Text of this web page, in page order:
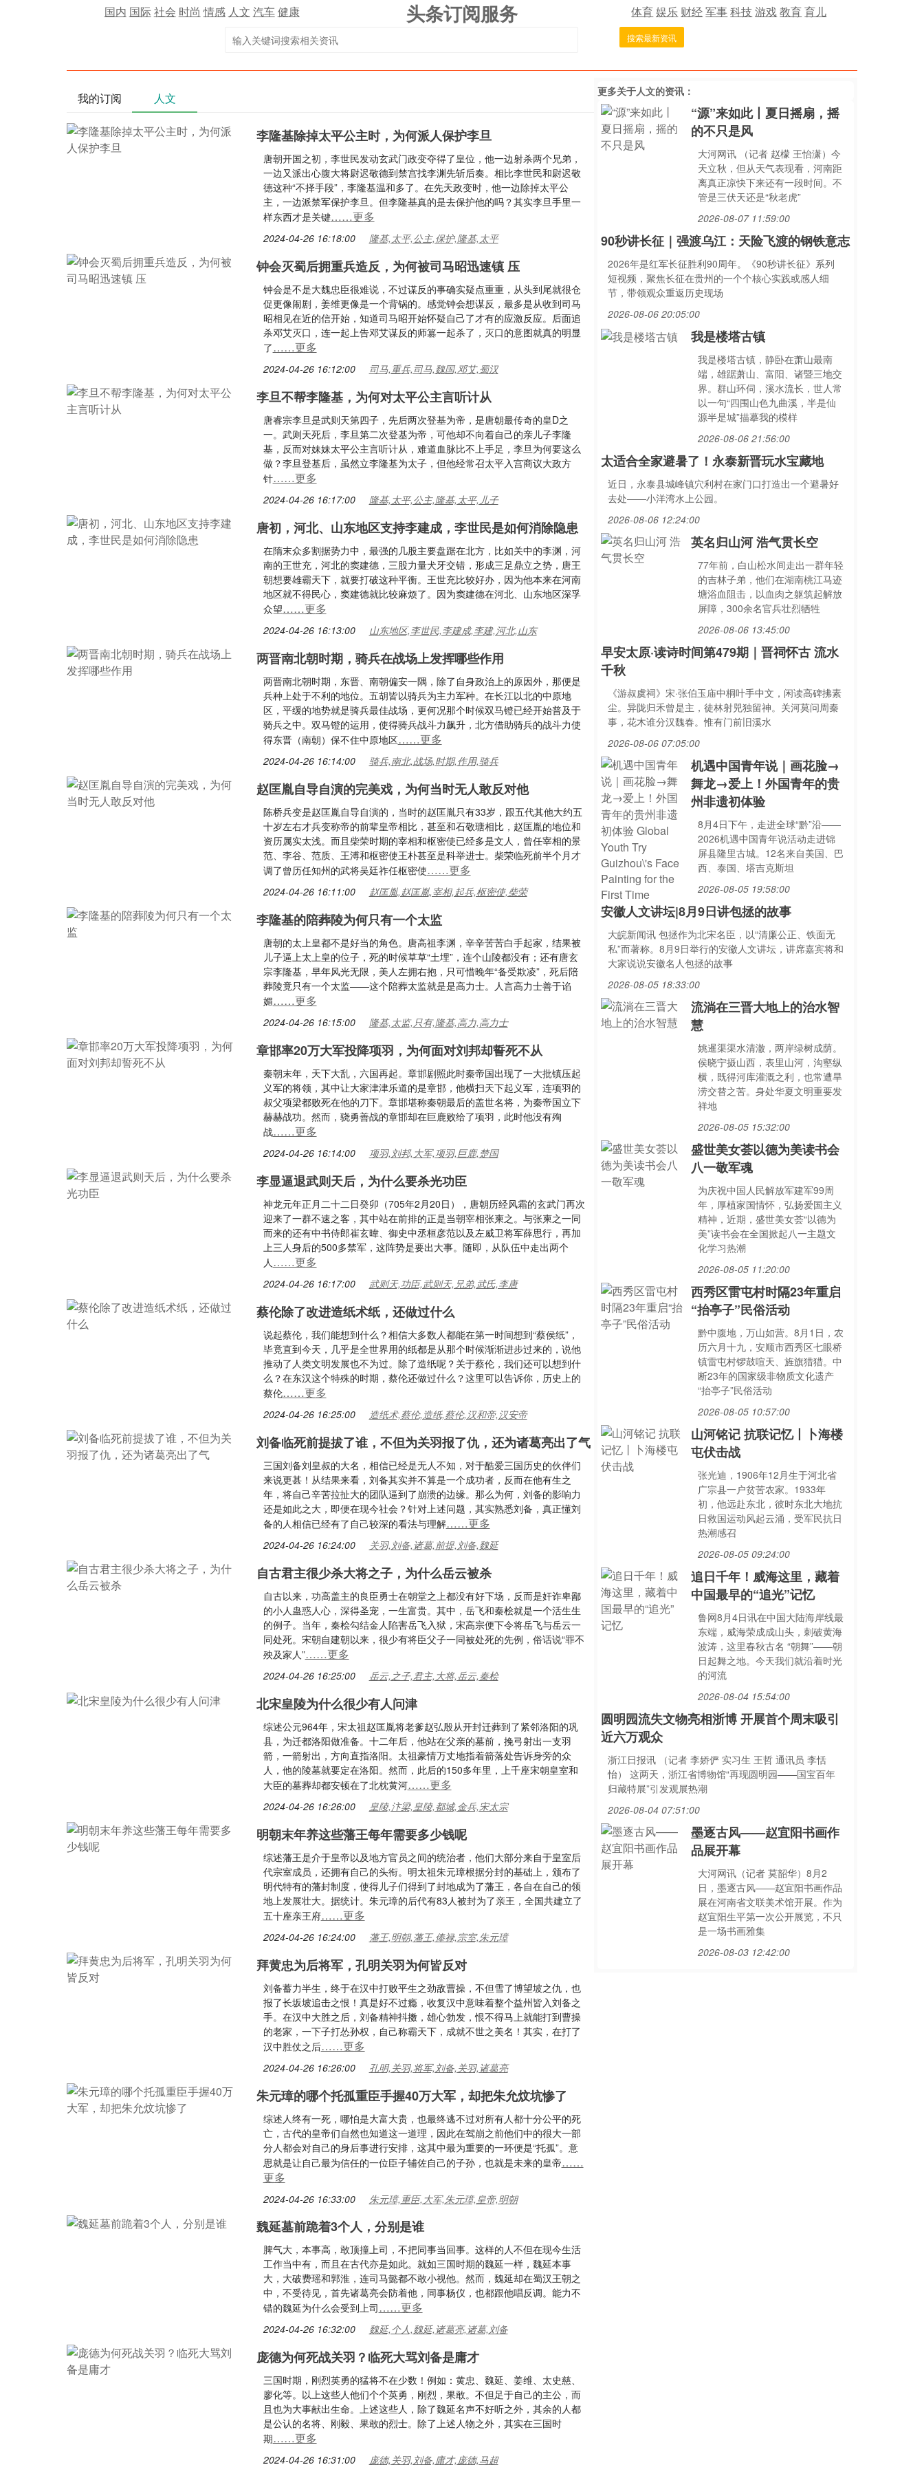
国内 国际社会 时尚 情感 人文 汽车健康 头条订阅服务 体育娱乐 财经军事科技游戏教育育儿
搜索最新资讯
我的订阅 人文
李隆基除掉太平公主时，为何派人保护李旦
唐朝开国之初，李世民发动玄武门政变夺得了皇位，他一边射杀两个兄弟，
一边又派出心腹大将尉迟敬德到禁宫找李渊先斩后奏。相比李世民和尉迟敬
德这种“不择手段”，李隆基温和多了。在先天政变时，他一边除掉太平公
主，一边派禁军保护李旦。但李隆基真的是去保护他的吗？其实李旦手里一
样东西才是关键……更多
2024-04-26 16:18:00 隆基,太平,公主,保护,隆基,太平
钟会灭蜀后拥重兵造反，为何被司马昭迅速镇 压
钟会是不是大魏忠臣很难说，不过谋反的事确实疑点重重，从头到尾就很仓
促更像闹剧，姜维更像是一个背锅的。感觉钟会想谋反，最多是从收到司马
昭相见在近的信开始，知道司马昭开始怀疑自己了才有的应激反应。后面追
杀邓艾灭口，连一起上告邓艾谋反的师篡一起杀了，灭口的意图就真的明显
了……更多
2024-04-26 16:12:00 司马,重兵,司马,魏国,邓艾,蜀汉
李旦不帮李隆基，为何对太平公主言听计从
唐睿宗李旦是武则天第四子，先后两次登基为帝，是唐朝最传奇的皇D之
一。武则天死后，李旦第二次登基为帝，可他却不向着自己的亲儿子李隆
基，反而对妹妹太平公主言听计从，难道血脉比不上手足，李旦为何要这么
做？李旦登基后，虽然立李隆基为太子，但他经常召太平入宫商议大政方
针……更多
2024-04-26 16:17:00 隆基,太平,公主,隆基,太平,儿子
唐初，河北、山东地区支持李建成，李世民是如何消除隐患
在隋末众多割据势力中，最强的几股主要盘踞在北方，比如关中的李渊，河
南的王世充，河北的窦建德，三股力量犬牙交错，形成三足鼎立之势，唐王
朝想要雄霸天下，就要打破这种平衡。王世充比较好办，因为他本来在河南
地区就不得民心，窦建德就比较麻烦了。因为窦建德在河北、山东地区深孚
众望……更多
2024-04-26 16:13:00 山东地区,李世民,李建成,李建,河北,山东
两晋南北朝时期，骑兵在战场上发挥哪些作用
两晋南北朝时期，东晋、南朝偏安一隅，除了自身政治上的原因外，那便是
兵种上处于不利的地位。五胡皆以骑兵为主力军种。在长江以北的中原地
区，平缓的地势就是骑兵最佳战场，更何况那个时候双马镫已经开始普及于
骑兵之中。双马镫的运用，使得骑兵战斗力飙升，北方借助骑兵的战斗力使
得东晋（南朝）保不住中原地区……更多
2024-04-26 16:14:00 骑兵,南北,战场,时期,作用,骑兵
赵匡胤自导自演的完美戏，为何当时无人敢反对他
陈桥兵变是赵匡胤自导自演的，当时的赵匡胤只有33岁，跟五代其他大约五
十岁左右才兵变称帝的前辈皇帝相比，甚至和石敬瑭相比，赵匡胤的地位和
资历属实太浅。而且柴荣时期的宰相和枢密使已经多是文人，曾任宰相的景
范、李谷、范质、王溥和枢密使王朴甚至是科举进士。柴荣临死前半个月才
调了曾历任知州的武将吴廷祚任枢密使……更多
2024-04-26 16:11:00 赵匡胤,赵匡胤,宰相,起兵,枢密使,柴荣
李隆基的陪葬陵为何只有一个太监
唐朝的太上皇都不是好当的角色。唐高祖李渊，辛辛苦苦白手起家，结果被
儿子逼上太上皇的位子，死的时候草草“土埋”，连个山陵都没有；还有唐玄
宗李隆基，早年风光无限，美人左拥右抱，只可惜晚年“备受欺凌”，死后陪
葬陵竟只有一个太监——这个陪葬太监就是是高力士。人言高力士善于谄
媚……更多
2024-04-26 16:15:00 隆基,太监,只有,隆基,高力,高力士
章邯率20万大军投降项羽，为何面对刘邦却誓死不从
秦朝末年，天下大乱，六国再起。章邯剧照此时秦帝国出现了一大批镇压起
义军的将领，其中让大家津津乐道的是章邯，他横扫天下起义军，连项羽的
叔父项梁都败死在他的刀下。章邯堪称秦朝最后的盖世名将，为秦帝国立下
赫赫战功。然而，骁勇善战的章邯却在巨鹿败给了项羽，此时他没有殉
战……更多
2024-04-26 16:14:00 项羽,刘邦,大军,项羽,巨鹿,楚国
李显逼退武则天后，为什么要杀光功臣
神龙元年正月二十二日癸卯（705年2月20日），唐朝历经风霜的玄武门再次
迎来了一群不速之客，其中站在前排的正是当朝宰相张柬之。与张柬之一同
而来的还有中书侍郎崔玄暐、御史中丞桓彦范以及左威卫将军薛思行，再加
上三人身后的500多禁军，这阵势是要出大事。随即，从队伍中走出两个
人……更多
2024-04-26 16:17:00 武则天,功臣,武则天,兄弟,武氏,李唐
蔡伦除了改进造纸术纸，还做过什么
说起蔡伦，我们能想到什么？相信大多数人都能在第一时间想到“蔡侯纸”，
毕竟直到今天，几乎是全世界用的纸都是从那个时候渐渐进步过来的，说他
推动了人类文明发展也不为过。除了造纸呢？关于蔡伦，我们还可以想到什
么？在东汉这个特殊的时期，蔡伦还做过什么？这里可以告诉你，历史上的
蔡伦……更多
2024-04-26 16:25:00 造纸术,蔡伦,造纸,蔡伦,汉和帝,汉安帝
刘备临死前提拔了谁，不但为关羽报了仇，还为诸葛亮出了气
三国刘备刘皇叔的大名，相信已经是无人不知，对于酷爱三国历史的伙伴们
来说更甚！从结果来看，刘备其实并不算是一个成功者，反而在他有生之
年，将自己辛苦拉扯大的团队逼到了崩溃的边缘。那么为何，刘备的影响力
还是如此之大，即便在现今社会？针对上述问题，其实熟悉刘备，真正懂刘
备的人相信已经有了自己较深的看法与理解……更多
2024-04-26 16:24:00 关羽,刘备,诸葛,前提,刘备,魏延
自古君主很少杀大将之子，为什么岳云被杀
自古以来，功高盖主的良臣勇士在朝堂之上都没有好下场，反而是奸诈卑鄙
的小人蛊惑人心，深得圣宠，一生富贵。其中，岳飞和秦桧就是一个活生生
的例子。当年，秦桧勾结金人陷害岳飞入狱，宋高宗便下令将岳飞与岳云一
同处死。宋朝自建朝以来，很少有将臣父子一同被处死的先例，俗话说“罪不
殃及家人”……更多
2024-04-26 16:25:00 岳云,之子,君主,大将,岳云,秦桧
北宋皇陵为什么很少有人问津
综述公元964年，宋太祖赵匡胤将老爹赵弘殷从开封迁葬到了紧邻洛阳的巩
县，为迁都洛阳做准备。十二年后，他站在父亲的墓前，挽弓射出一支羽
箭，一箭射出，方向直指洛阳。太祖豪情万丈地指着箭落处告诉身旁的众
人，他的陵墓就要定在洛阳。然而，此后的150多年里，上千座宋朝皇室和
大臣的墓葬却都安顿在了北枕黄河……更多
2024-04-26 16:26:00 皇陵,汴梁,皇陵,都城,金兵,宋太宗
明朝末年养这些藩王每年需要多少钱呢
综述藩王是介于皇帝以及地方官员之间的统治者，他们大部分来自于皇室后
代宗室成员，还拥有自己的头衔。明太祖朱元璋根据分封的基础上，颁布了
明代特有的藩封制度，使得儿子们得到了封地成为了藩王，各自在自己的领
地上发展壮大。据统计。朱元璋的后代有83人被封为了亲王，全国共建立了
五十座亲王府……更多
2024-04-26 16:24:00 藩王,明朝,藩王,俸禄,宗室,朱元璋
拜黄忠为后将军，孔明关羽为何皆反对
刘备蓄力半生，终于在汉中打败平生之劲敌曹操，不但雪了博望坡之仇，也
报了长坂坡追击之恨！真是好不过瘾，收复汉中意味着整个益州皆入刘备之
手。在汉中大胜之后，刘备精神抖擞，雄心勃发，恨不得马上就能打到曹操
的老家，一下子打怂孙权，自己称霸天下，成就不世之美名！其实，在打了
汉中胜仗之后……更多
2024-04-26 16:26:00 孔明,关羽,将军,刘备,关羽,诸葛亮
朱元璋的哪个托孤重臣手握40万大军，却把朱允炆坑惨了
综述人终有一死，哪怕是大富大贵，也最终逃不过对所有人都十分公平的死
亡，古代的皇帝们自然也知道这一道理，因此在驾崩之前他们中的很大一部
分人都会对自己的身后事进行安排，这其中最为重要的一环便是“托孤”。意
思就是让自己最为信任的一位臣子辅佐自己的子孙，也就是未来的皇帝……
更多
2024-04-26 16:33:00 朱元璋,重臣,大军,朱元璋,皇帝,明朝
魏延墓前跪着3个人，分别是谁
脾气大，本事高，敢顶撞上司，不把同事当回事。这样的人不但在现今生活
工作当中有，而且在古代亦是如此。就如三国时期的魏延一样，魏延本事
大，大破费瑶和郭淮，连司马懿都不敢小视他。然而，魏延却在蜀汉王朝之
中，不受待见，首先诸葛亮会防着他，同事杨仪，也都跟他唱反调。能力不
错的魏延为什么会受到上司……更多
2024-04-26 16:32:00 魏延,个人,魏延,诸葛亮,诸葛,刘备
庞德为何死战关羽？临死大骂刘备是庸才
三国时期，刚烈英勇的猛将不在少数！例如：黄忠、魏延、姜维、太史慈、
廖化等。以上这些人他们个个英勇，刚烈，果敢。不但足于自己的主公，而
且也为大事献出生命。上述这些人，除了魏延名声不好听之外，其余的人都
是公认的名将、刚毅、果敢的烈士。除了上述人物之外，其实在三国时
期……更多
2024-04-26 16:31:00 庞德,关羽,刘备,庸才,庞德,马超
更多关于人文的资讯：
“源”来如此丨夏日摇扇，摇
的不只是风
大河网讯 （记者 赵檬 王怡潇）今
天立秋，但从天气表现看，河南距
离真正凉快下来还有一段时间。不
管是三伏天还是“秋老虎”
2026-08-07 11:59:00
90秒讲长征｜强渡乌江：天险飞渡的钢铁意志
2026年是红军长征胜利90周年。《90秒讲长征》系列
短视频，聚焦长征在贵州的一个个核心实践或感人细
节，带领观众重返历史现场
2026-08-06 20:05:00
我是楼塔古镇
我是楼塔古镇，静卧在萧山最南
端，雄踞萧山、富阳、诸暨三地交
界。群山环伺，溪水流长，世人常
以一句“四围山色九曲溪，半是仙
源半是城”描摹我的模样
2026-08-06 21:56:00
太适合全家避暑了！永泰新晋玩水宝藏地
近日，永泰县城峰镇穴利村在家门口打造出一个避暑好
去处——小洋湾水上公园。
2026-08-06 12:24:00
英名归山河 浩气贯长空
77年前，白山松水间走出一群年轻
的吉林子弟，他们在湖南桃江马迹
塘浴血阻击，以血肉之躯筑起解放
屏障，300余名官兵壮烈牺牲
2026-08-06 13:45:00
早安太原·读诗时间第479期｜晋祠怀古 流水
千秋
《游叔虞祠》宋·张伯玉庙中桐叶手中文，闲读高碑拂素
尘。异陇归禾曾是主，徒林射兕独留神。关河莫问周秦
事，花木谁分汉魏春。惟有门前旧溪水
2026-08-06 07:05:00
机遇中国青年说｜画花脸→
舞龙→爱上！外国青年的贵
州非遗初体验
8月4日下午，走进全球“黔”沿——
2026机遇中国青年说活动走进锦
屏县隆里古城。12名来自美国、巴
西、泰国、塔吉克斯坦
2026-08-05 19:58:00
安徽人文讲坛|8月9日讲包拯的故事
大皖新闻讯 包拯作为北宋名臣，以“清廉公正、铁面无
私”而著称。8月9日举行的安徽人文讲坛，讲席嘉宾将和
大家说说安徽名人包拯的故事
2026-08-05 18:33:00
流淌在三晋大地上的治水智
慧
姚暹渠渠水清澈，两岸绿树成荫。
侯晓宁摄山西，表里山河，沟壑纵
横，既得河库灌溉之利，也常遭旱
涝交替之苦。身处华夏文明重要发
祥地
2026-08-05 15:32:00
盛世美女荟以德为美读书会
八一敬军魂
为庆祝中国人民解放军建军99周
年，厚植家国情怀，弘扬爱国主义
精神，近期，盛世美女荟“以德为
美”读书会在全国掀起八一主题文
化学习热潮
2026-08-05 11:20:00
西秀区雷屯村时隔23年重启
“抬亭子”民俗活动
黔中腹地，万山如营。8月1日，农
历六月十九，安顺市西秀区七眼桥
镇雷屯村锣鼓喧天、旌旗猎猎。中
断23年的国家级非物质文化遗产
“抬亭子”民俗活动
2026-08-05 10:57:00
山河铭记 抗联记忆丨卜海楼
屯伏击战
张光迪，1906年12月生于河北省
广宗县一户贫苦农家。1933年
初，他远赴东北，彼时东北大地抗
日救国运动风起云涌，受军民抗日
热潮感召
2026-08-05 09:24:00
追日千年！威海这里，藏着
中国最早的“追光”记忆
鲁网8月4日讯在中国大陆海岸线最
东端，威海荣成成山头，刺破黄海
波涛，这里春秋古名 “朝舞”——朝
日起舞之地。今天我们就沿着时光
的河流
2026-08-04 15:54:00
圆明园流失文物亮相浙博 开展首个周末吸引
近六万观众
浙江日报讯 （记者 李娇俨 实习生 王哲 通讯员 李恬
怡） 这两天，浙江省博物馆“再现圆明园——国宝百年
归藏特展”引发观展热潮
2026-08-04 07:51:00
墨逐古风——赵宜阳书画作
品展开幕
大河网讯（记者 莫韶华）8月2
日，墨逐古风——赵宜阳书画作品
展在河南省文联美术馆开展。作为
赵宜阳生平第一次公开展览，不只
是一场书画雅集
2026-08-03 12:42:00